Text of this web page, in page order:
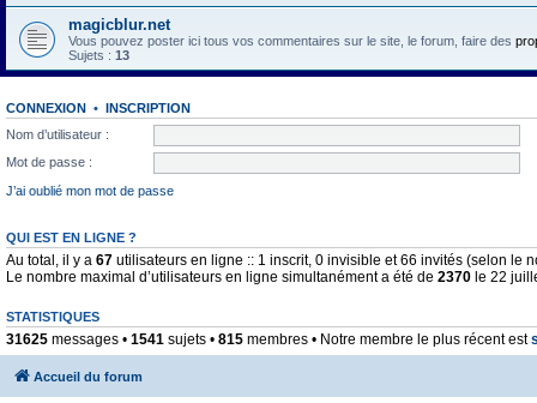
magicblur.net
Vous pouvez poster ici tous vos commentaires sur le site, le forum, faire des
Sujets : 13
CONNEXION • INSCRIPTION
Nom d’utilisateur :
Mot de passe :
J’ai oublié mon mot de passe
QUI EST EN LIGNE ?
Au total, il y a 67 utilisateurs en ligne :: 1 inscrit, 0 invisible et 66 invités (selon le
Le nombre maximal d’utilisateurs en ligne simultanément a été de 2370 le 22
STATISTIQUES
31625 messages • 1541 sujets • 815 membres • Notre membre le plus récent est
Accueil du forum